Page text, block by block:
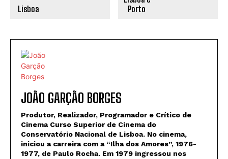
JOÃO GARÇÃO BORGES
Produtor, Realizador, Programador e Crítico de
Cinema Curso Superior de Cinema do
Conservatório Nacional de Lisboa. No cinema,
iniciou a carreira com a “Ilha dos Amores”, 1976-
1977, de Paulo Rocha. Em 1979 ingressou nos